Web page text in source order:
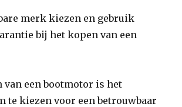
merk kiezen en gebruik
bij het kopen van een
van een bootmotor is het
te kiezen voor een betrouwbaar